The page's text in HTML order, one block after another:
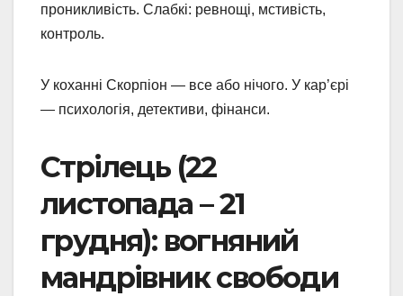
проникливість. Слабкі: ревнощі, мстивість,
контроль.
У коханні Скорпіон — все або нічого. У кар’єрі
— психологія, детективи, фінанси.
Стрілець (22
листопада – 21
грудня): вогняний
мандрівник свободи